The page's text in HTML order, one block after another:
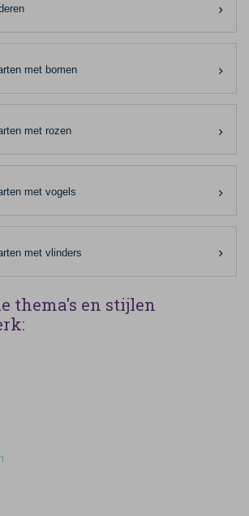
met bomen
met rozen
met vogels
met vlinders
thema's en stijlen